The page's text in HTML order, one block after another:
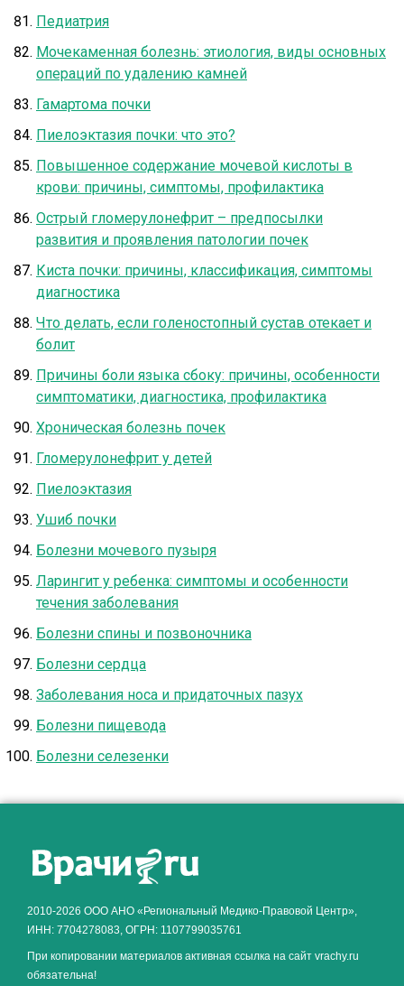
Педиатрия
Мочекаменная болезнь: этиология, виды основных
операций по удалению камней
Гамартома почки
Пиелоэктазия почки: что это?
Повышенное содержание мочевой кислоты в
крови: причины, симптомы, профилактика
Острый гломерулонефрит – предпосылки
развития и проявления патологии почек
Киста почки: причины, классификация, симптомы
диагностика
Что делать, если голеностопный сустав отекает и
болит
Причины боли языка сбоку: причины, особенности
симптоматики, диагностика, профилактика
Хроническая болезнь почек
Гломерулонефрит у детей
Пиелоэктазия
Ушиб почки
Болезни мочевого пузыря
Ларингит у ребенка: симптомы и особенности
течения заболевания
Болезни спины и позвоночника
Болезни сердца
Заболевания носа и придаточных пазух
Болезни пищевода
Болезни селезенки
2010-2026 ООО АНО «Региональный Медико-Правовой Центр»,
ИНН: 7704278083, ОГРН: 1107799035761
При копировании материалов активная ссылка на сайт vrachy.ru
обязательна!